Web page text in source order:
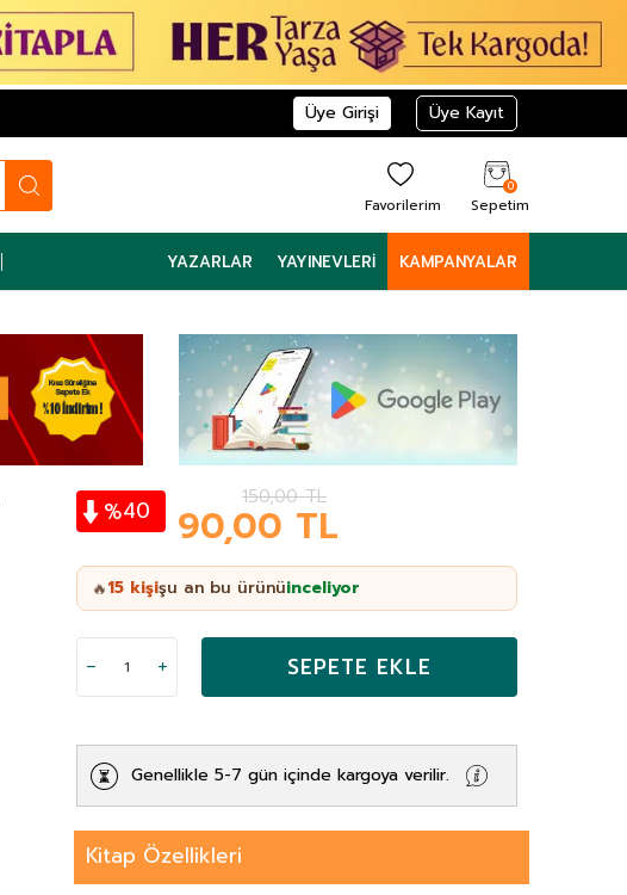
Üye Girişi Üye Kayıt
Favorilerim
0
Sepetim
YAZARLAR YAYINEVLERI KAMPANYALAR
%40 150,00TL
90,00 TL
🔥15 kişişu an bu ürünüinceliyor
SEPETE EKLE
Genellikle 5-7 gün içinde kargoya verilir.
Kitap Özellikleri